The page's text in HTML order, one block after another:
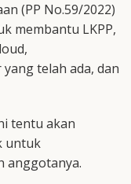
(PP No.59/2022)
membantu LKPP,
telah ada, dan
tentu akan
untuk
anggotanya.